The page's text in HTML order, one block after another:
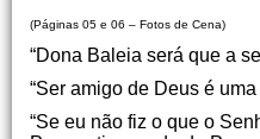
(Páginas 05 e 06 – Fotos de Cena)
“Dona Baleia será que a
“Ser amigo de Deus é
“Se eu não fiz o que o